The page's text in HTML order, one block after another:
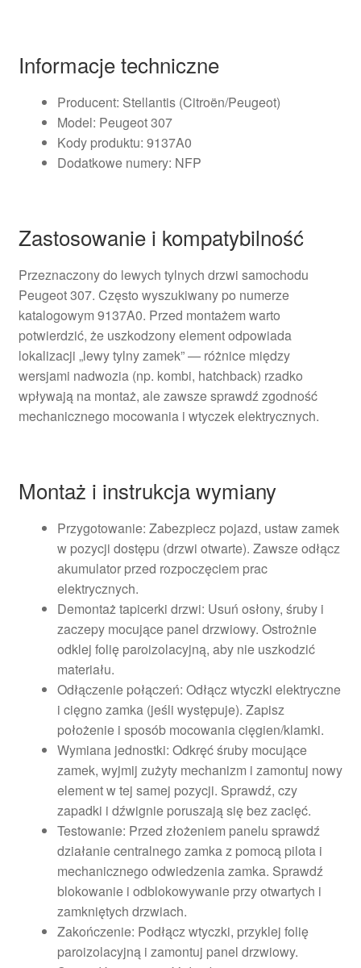
Informacje techniczne
Producent: Stellantis (Citroën/Peugeot)
Model: Peugeot 307
Kody produktu: 9137A0
Dodatkowe numery: NFP
Zastosowanie i kompatybilność
Przeznaczony do lewych tylnych drzwi samochodu
Peugeot 307. Często wyszukiwany po numerze
katalogowym 9137A0. Przed montażem warto
potwierdzić, że uszkodzony element odpowiada
lokalizacji „lewy tylny zamek” — różnice między
wersjami nadwozia (np. kombi, hatchback) rzadko
wpływają na montaż, ale zawsze sprawdź zgodność
mechanicznego mocowania i wtyczek elektrycznych.
Montaż i instrukcja wymiany
Przygotowanie: Zabezpiecz pojazd, ustaw zamek
w pozycji dostępu (drzwi otwarte). Zawsze odłącz
akumulator przed rozpoczęciem prac
elektrycznych.
Demontaż tapicerki drzwi: Usuń osłony, śruby i
zaczepy mocujące panel drzwiowy. Ostrożnie
odklej folię paroizolacyjną, aby nie uszkodzić
materiału.
Odłączenie połączeń: Odłącz wtyczki elektryczne
i cięgno zamka (jeśli występuje). Zapisz
położenie i sposób mocowania cięgien/klamki.
Wymiana jednostki: Odkręć śruby mocujące
zamek, wyjmij zużyty mechanizm i zamontuj nowy
element w tej samej pozycji. Sprawdź, czy
zapadki i dźwignie poruszają się bez zacięć.
Testowanie: Przed złożeniem panelu sprawdź
działanie centralnego zamka z pomocą pilota i
mechanicznego odwiedzenia zamka. Sprawdź
blokowanie i odblokowywanie przy otwartych i
zamkniętych drzwiach.
Zakończenie: Podłącz wtyczki, przyklej folię
paroizolacyjną i zamontuj panel drzwiowy.